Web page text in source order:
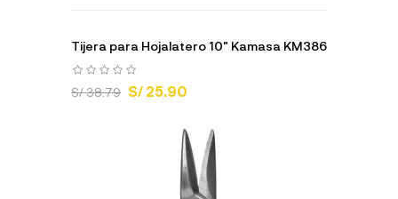
Tijera para Hojalatero 10" Kamasa KM386
S/ 38.79 S/ 25.90